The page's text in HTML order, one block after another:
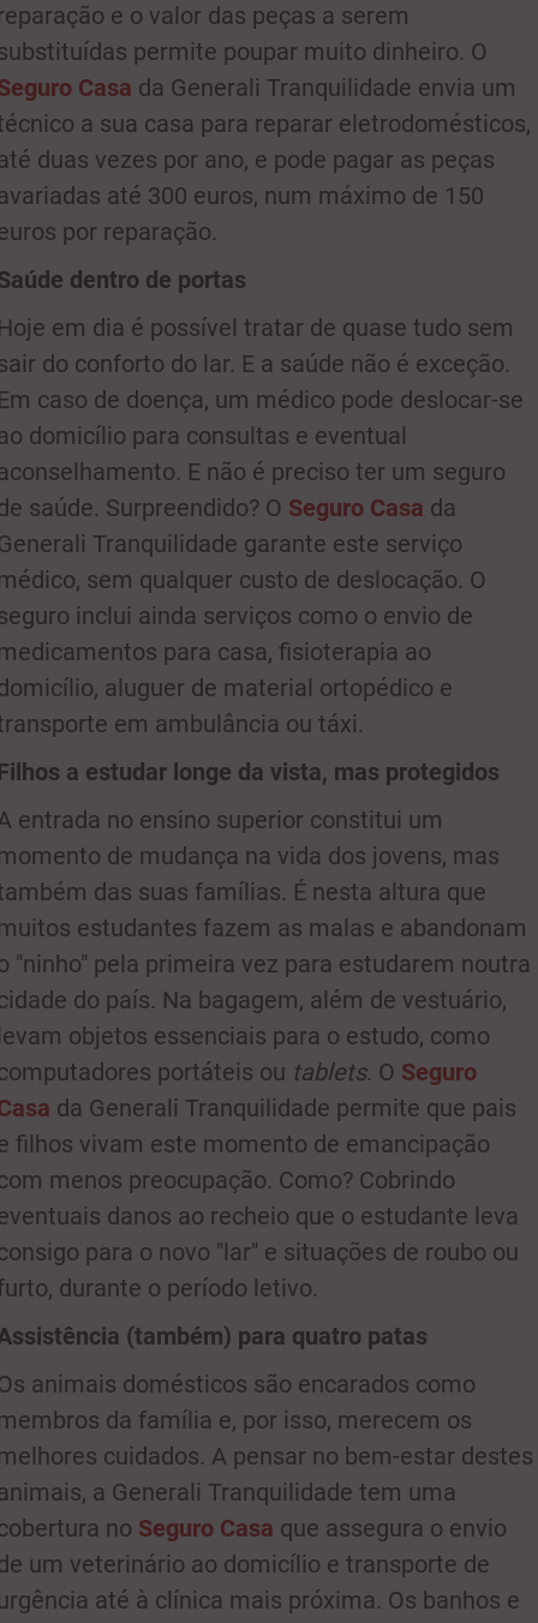
e o valor das peças a serem
permite poupar muito dinheiro. O
Casa da Generali Tranquilidade envia um
a sua casa para reparar eletrodomésticos,
duas vezes por ano, e pode pagar as peças
até 300 euros, num máximo de 150
por reparação.
dentro de portas
em dia é possível tratar de quase tudo sem
do conforto do lar. E a saúde não é exceção.
caso de doença, um médico pode deslocar-se
domicílio para consultas e eventual
E não é preciso ter um seguro
saúde. Surpreendido? O Seguro Casa da
Tranquilidade garante este serviço
sem qualquer custo de deslocação. O
inclui ainda serviços como o envio de
para casa, fisioterapia ao
aluguer de material ortopédico e
em ambulância ou táxi.
a estudar longe da vista, mas protegidos
entrada no ensino superior constitui um
de mudança na vida dos jovens, mas
das suas famílias. É nesta altura que
estudantes fazem as malas e abandonam
"ninho" pela primeira vez para estudarem noutra
do país. Na bagagem, além de vestuário,
objetos essenciais para o estudo, como
portáteis ou tablets. O Seguro
da Generali Tranquilidade permite que pais
filhos vivam este momento de emancipação
menos preocupação. Como? Cobrindo
danos ao recheio que o estudante leva
para o novo "lar" e situações de roubo ou
durante o período letivo.
(também) para quatro patas
animais domésticos são encarados como
da família e, por isso, merecem os
cuidados. A pensar no bem-estar destes
a Generali Tranquilidade tem uma
no Seguro Casa que assegura o envio
um veterinário ao domicílio e transporte de
até à clínica mais próxima. Os banhos e